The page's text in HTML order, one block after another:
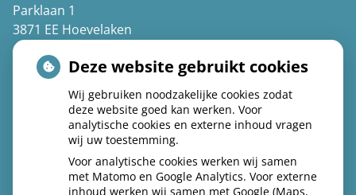
Parklaan 1
3871 EE Hoevelaken
(033) 253 43 07
Spoed: kies 1
info@praktijkparklaan.nl
Volg ons op facebook
Deze website gebruikt cookies
Wij gebruiken noodzakelijke cookies zodat
deze website goed kan werken. Voor
analytische cookies en externe inhoud vragen
wij uw toestemming.
Voor analytische cookies werken wij samen
met Matomo en Google Analytics. Voor externe
inhoud werken wij samen met Google (Maps,